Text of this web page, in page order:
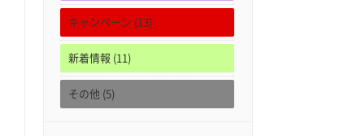
キャンペーン (13)
新着情報 (11)
その他 (5)